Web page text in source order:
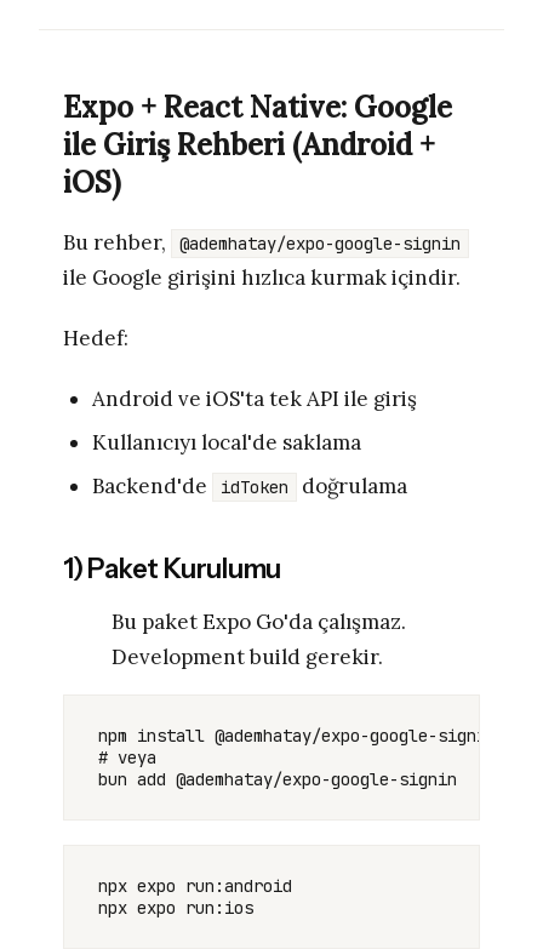
Expo + React Native: Google
ile Giriş Rehberi (Android +
iOS)
Bu rehber, @ademhatay/expo-google-signin
ile Google girişini hızlıca kurmak içindir.
Hedef:
Android ve iOS'ta tek API ile giriş
Kullanıcıyı local'de saklama
Backend'de
idToken doğrulama
1) Paket Kurulumu
Bu paket Expo Go'da çalışmaz.
Development build gerekir.
npm install @ademhatay/expo-google-signin
# veya
npx expo run:android